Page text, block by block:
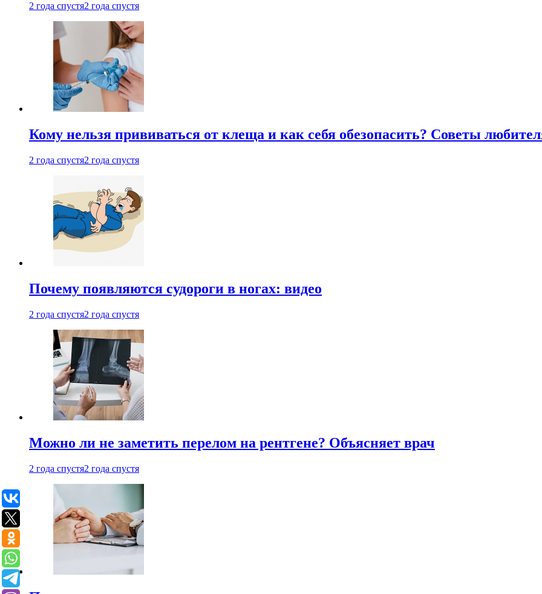
2 года спустя2 года спустя
Кому нельзя прививаться от клеща и как себя обезопасить? Советы
2 года спустя2 года спустя
Почему появляются судороги в ногах: видео
2 года спустя2 года спустя
Можно ли не заметить перелом на рентгене? Объясняет врач
2 года спустя2 года спустя